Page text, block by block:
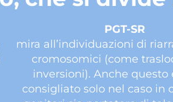
PGT-SR
mira all’individuazioni di
cromosomici (come
inversioni). Anche questo
consigliato solo nel caso in